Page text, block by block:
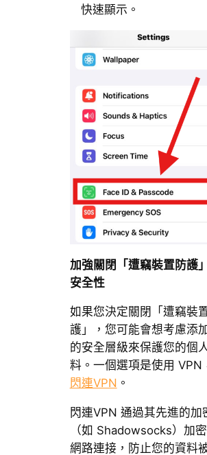
快速顯示。
加強關閉「遭竊裝置防護
安全性
如果您決定關閉「遭竊裝
護」，您可能會想考慮添
的安全層級來保護您的個
料。一個選項是使用 VPN
閃連VPN 。
閃連VPN 通過其先進的加
（如 Shadowsocks）加
網路連接，防止您的資料